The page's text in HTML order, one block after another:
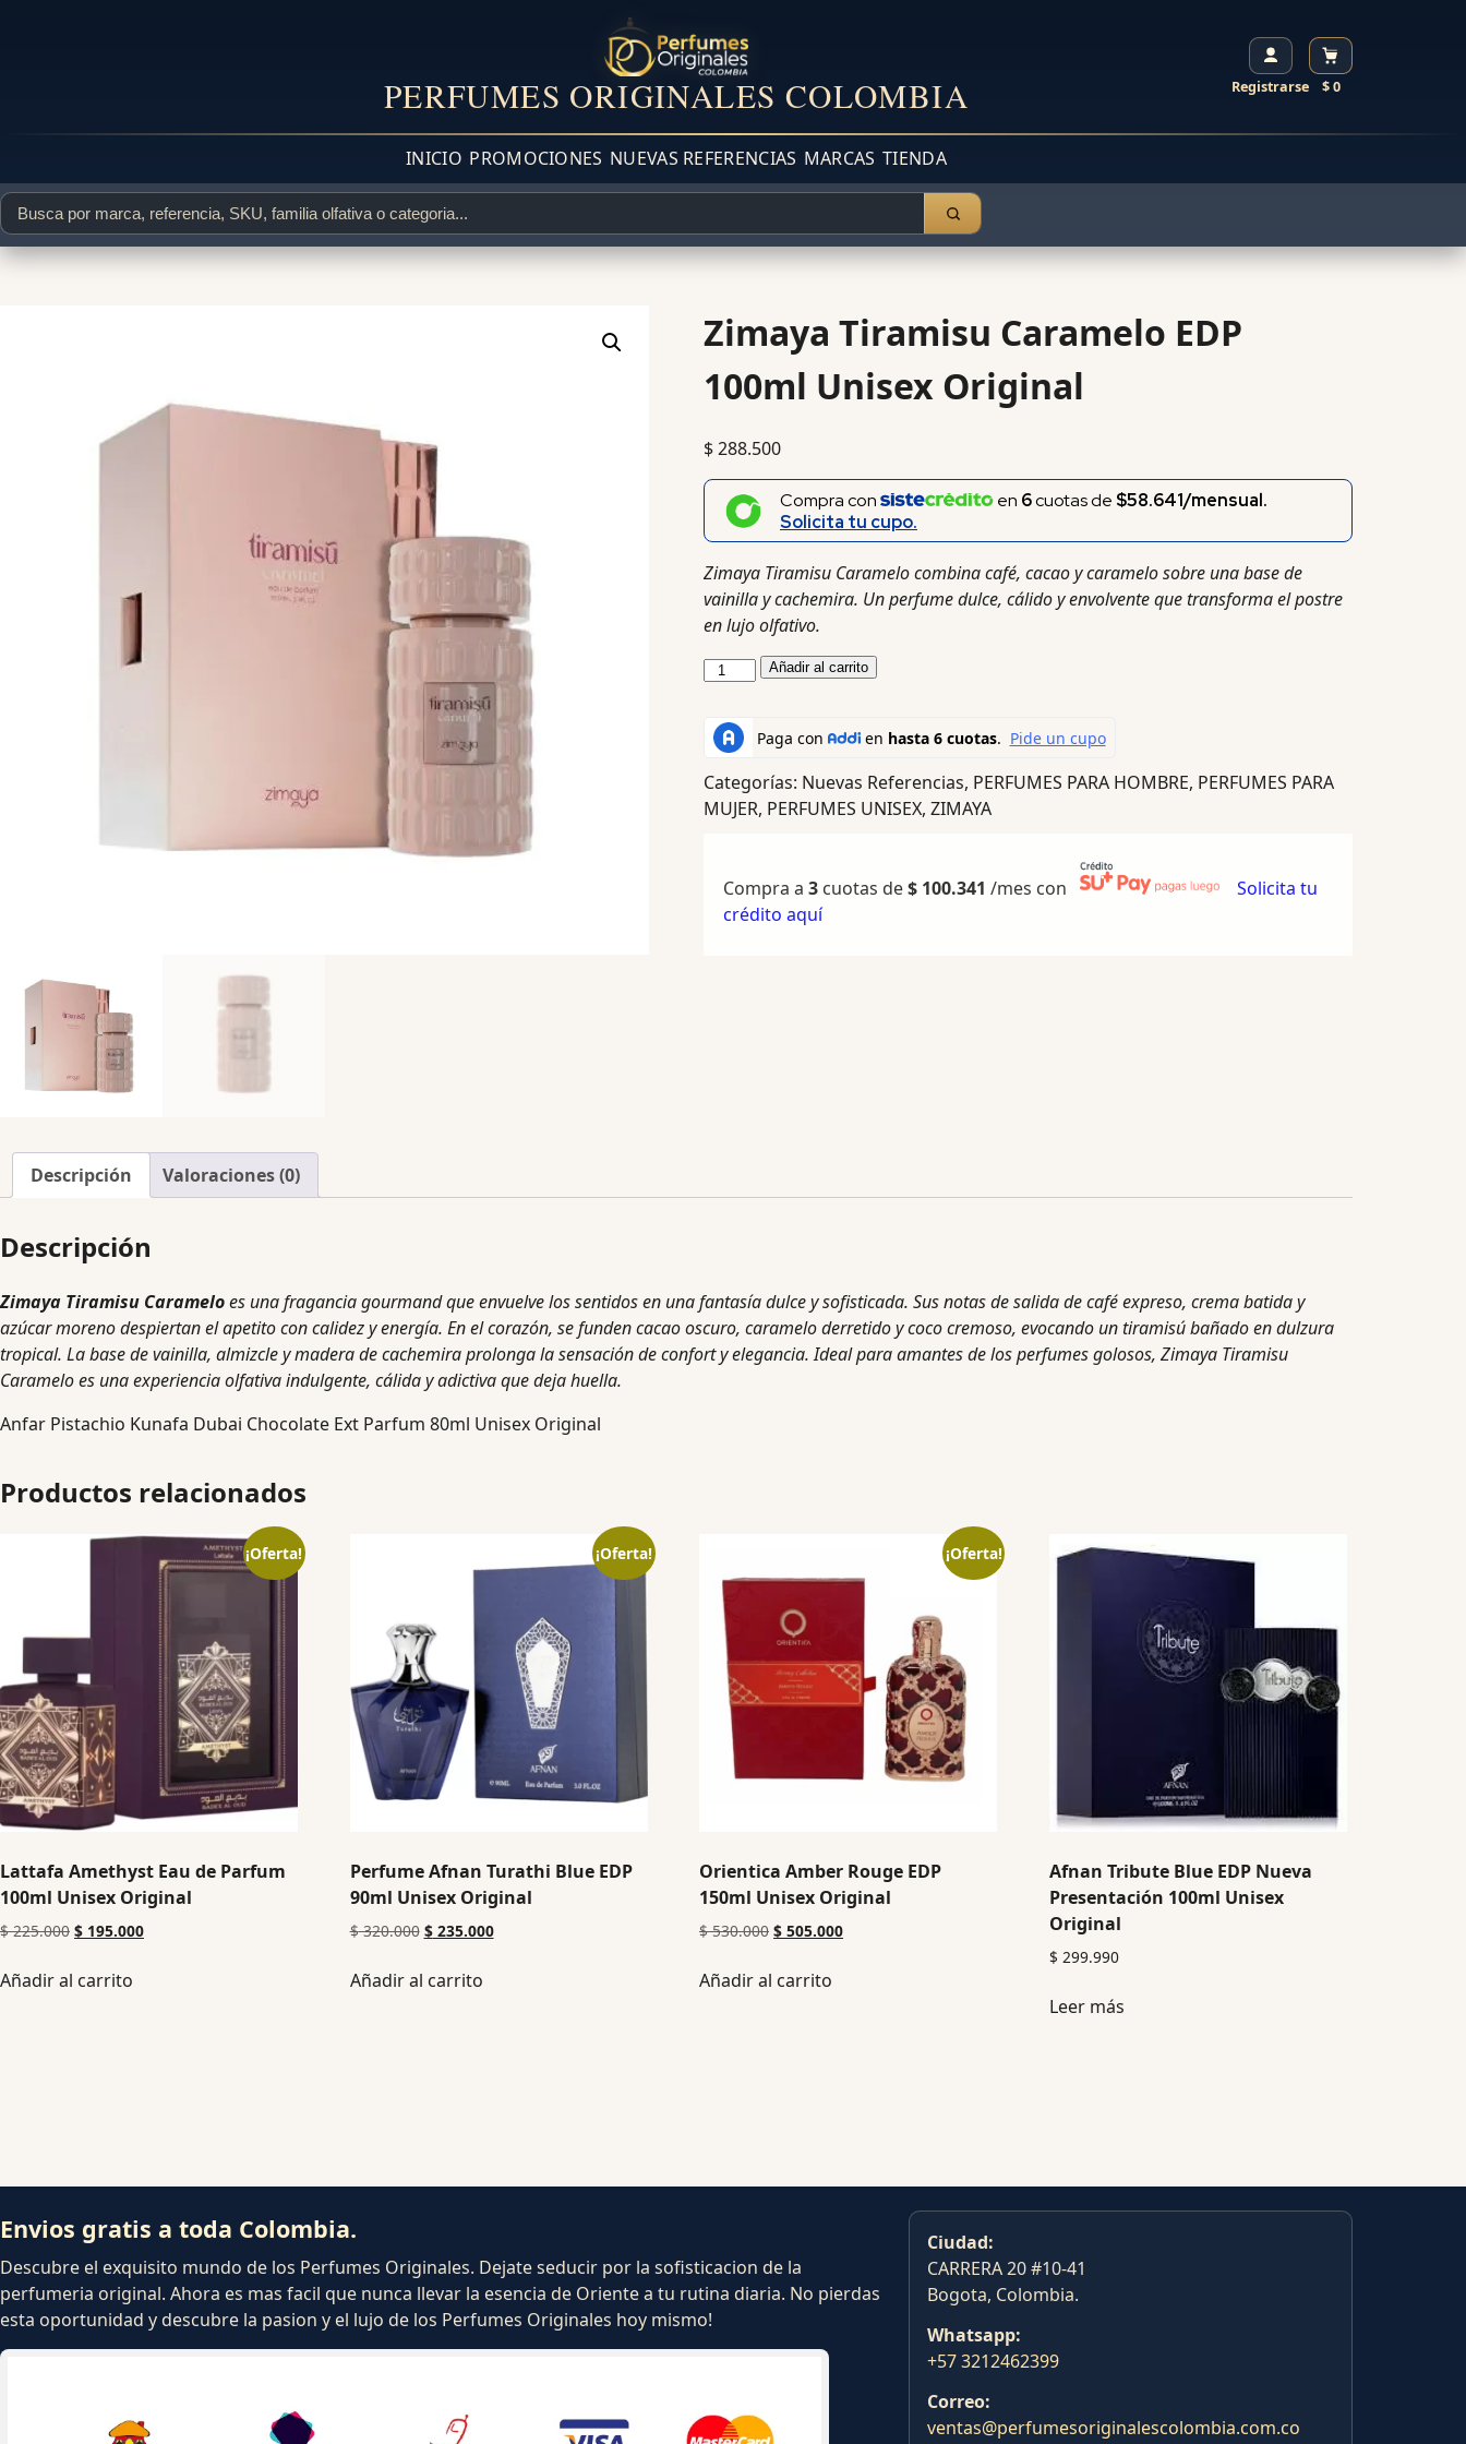
PERFUMES ORIGINALES COLOMBIA Registrarse $ 0
INICIO PROMOCIONES NUEVAS REFERENCIAS MARCAS TIENDA
Zimaya Tiramisu Caramelo EDP
100ml Unisex Original
$288.500
Compra con en 6cuotas de $58.641/mensual.
Solicita tu cupo.
Zimaya Tiramisu Caramelo combina café, cacao y caramelo sobre una base de
vainilla y cachemira. Un perfume dulce, cálido y envolvente que transforma el postre
en lujo olfativo.
Añadir al carrito
Categorías: Nuevas Referencias, PERFUMES PARA HOMBRE, PERFUMES PARA
MUJER, PERFUMES UNISEX, ZIMAYA
Compra a 3cuotas de$100.341 /mes con
Solicita tu
crédito aquí
Descripción Valoraciones (0)
Descripción
Zimaya Tiramisu Carameloes una fragancia gourmand que envuelve los sentidos en una fantasía dulce y sofisticada. Sus notas de salida de café expreso, crema batida y
azúcar moreno despiertan el apetito con calidez y energía. En el corazón, se funden cacao oscuro, caramelo derretido y coco cremoso, evocando un tiramisú bañado en dulzura
tropical. La base de vainilla, almizcle y madera de cachemira prolonga la sensación de confort y elegancia. Ideal para amantes de los perfumes golosos, Zimaya Tiramisu
Caramelo es una experiencia olfativa indulgente, cálida y adictiva que deja huella.
Anfar Pistachio Kunafa Dubai Chocolate Ext Parfum 80ml Unisex Original
Productos relacionados
¡Oferta!
Lattafa Amethyst Eau de Parfum
100ml Unisex Original
$225.000 $ 195.000
Añadir al carrito
¡Oferta!
Perfume Afnan Turathi Blue EDP
90ml Unisex Original
$320.000 $235.000
Añadir al carrito
¡Oferta!
Orientica Amber Rouge EDP
150ml Unisex Original
$530.000 $ 505.000
Añadir al carrito
Afnan Tribute Blue EDP Nueva
Presentación 100ml Unisex
Original
$ 299.990
Leer más
Envios gratis a toda Colombia.
Descubre el exquisito mundo de los Perfumes Originales. Dejate seducir por la sofisticacion de la
perfumeria original. Ahora es mas facil que nunca llevar la esencia de Oriente a tu rutina diaria. No pierdas
esta oportunidad y descubre la pasion y el lujo de los Perfumes Originales hoy mismo!
Ciudad:
CARRERA 20 #10-41
Bogota, Colombia.
Whatsapp:
+57 3212462399
Correo:
ventas@perfumesoriginalescolombia.com.co